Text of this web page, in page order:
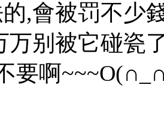
,會被罚不少
万别被它碰瓷
要啊